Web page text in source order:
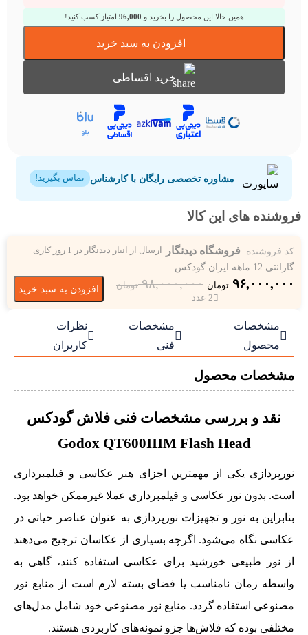
۹۸,۰۰۰,۰۰۰ تومان.
همین حالا این محصول را بخرید و 96,000 امتیاز کسب کنید!
افزودن به سبد خرید
خرید اقساطی
مشاوره تخصصی رایگان با کارشناس تماس بگیرید!
فروشنده های این کالا
کد فروشنده :فروشگاه دیدنگار ارسال از انبار دیدنگار در 1 روز کاری
گارانتی 12 ماهه ایران گودکس
۹۶,۰۰۰,۰۰۰ تومان ۹۸,۰۰۰,۰۰۰ تومان
2 عدد
افزودن به سبد خرید

مشخصات
محصول

مشخصات
فنی

نظرات
کاربران
مشخصات محصول
نقد و بررسی مشخصات فنی فلاش گودکس
Godox QT600IIIM Flash Head
نورپردازی یکی از مهمترین اجزای هنر عکاسی و فیلمبرداری
است. بدون نور عکاسی و فیلمبرداری عملا غیرممکن خواهد بود.
بنابراین به نور و تجهیزات نورپردازی به عنوان عناصر حیاتی در
عکاسی نگاه می‌شود. اگرچه بسیاری از عکاسان ترجیح می‌دهند
از نور طبیعی خورشید برای عکاسی استفاده کنند، گاهی به
واسطه زمان نامناسب یا فضای بسته لازم است از منابع نور
مصنوعی استفاده گردد. منابع نور مصنوعی خود شامل مدل‌های
مختلفی بوده که فلاش‌ها جزو نمونه‌های کاربردی هستند.